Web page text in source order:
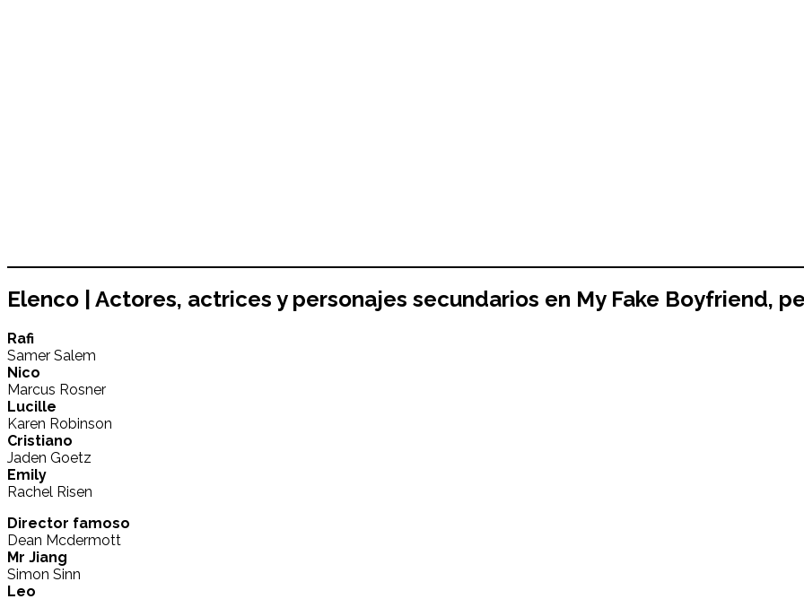
Elenco | Actores, actrices y personajes secundarios en My Fake Boyfriend,
Rafi
Samer Salem
Nico
Marcus Rosner
Lucille
Karen Robinson
Cristiano
Jaden Goetz
Emily
Rachel Risen
Director famoso
Dean Mcdermott
Mr Jiang
Simon Sinn
Leo